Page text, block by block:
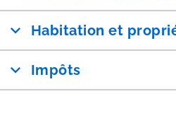
Habitation et
Impôts